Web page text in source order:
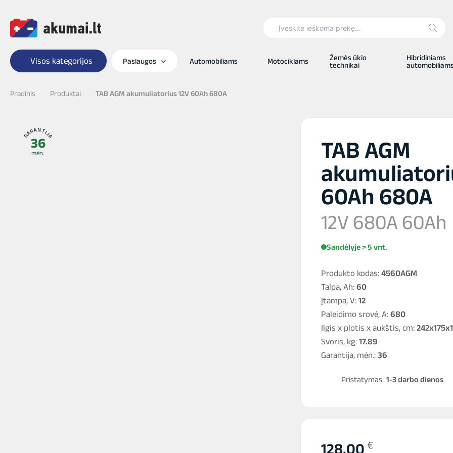
prie
turinio
Visos kategorijos Paslaugos Automobiliams Motociklams
Žemės ūkio
technikai
Hibridiniams
Pradinis Produktai TAB AGM akumuliatorius 12V 60Ah 680A
GARANTIJA
36
mėn.
TAB AGM
60Ah 680A
12V 680A 60Ah
Sandėlyje > 5 vnt.
Produkto kodas: 4560AGM
Talpa, Ah: 60
Įtampa, V: 12
Paleidimo srovė, A: 680
Ilgis x plotis x aukštis, cm:
Svoris, kg: 17.89
Garantija, mėn.: 36
Pristatymas: 1-3 darbo dienos
128,00 €